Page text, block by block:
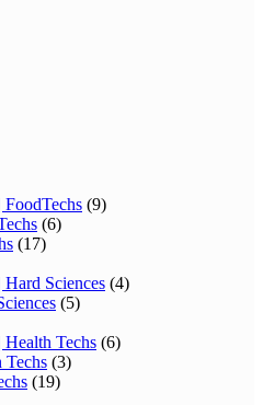
FoodTechs (9)
(6)
(17)
Sciences (4)
(5)
Techs (6)
Techs (3)
(19)